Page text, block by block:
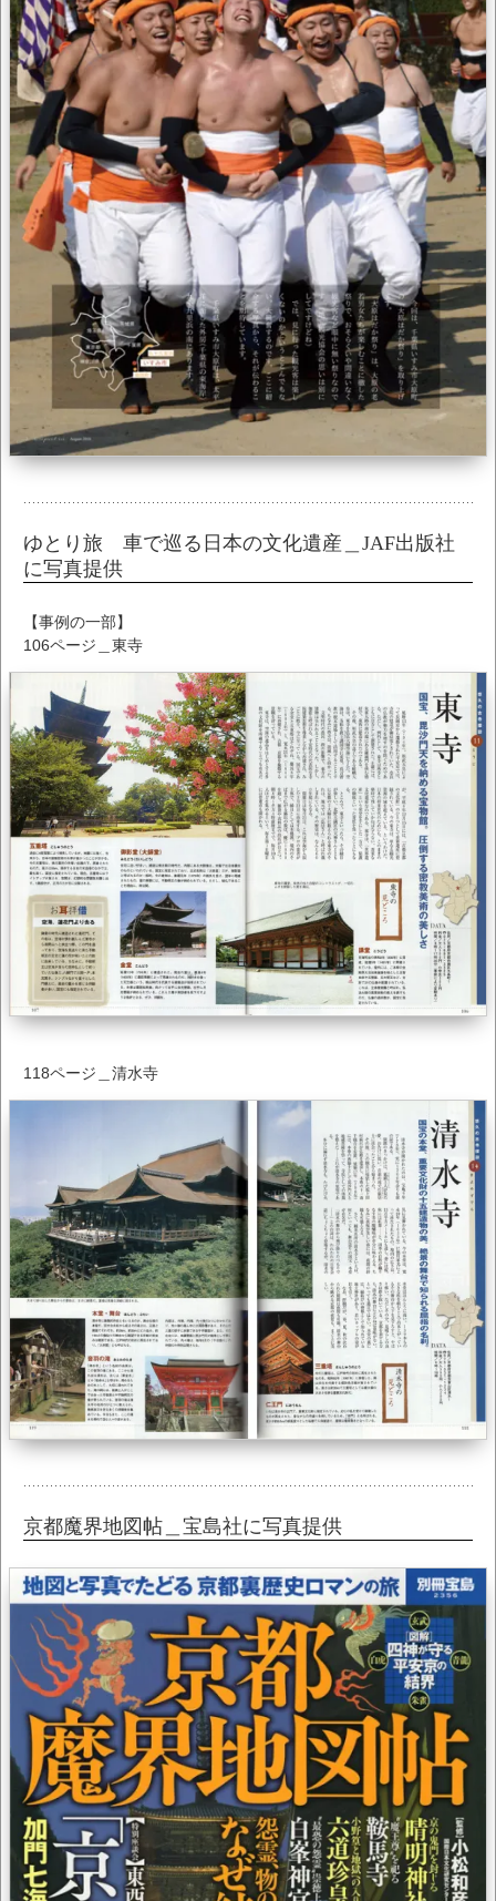
ゆとり旅 車で巡る日本の文化遺産＿JAF出版社
に写真提供
【事例の一部】
106ページ＿東寺
118ページ＿清水寺
京都魔界地図帖＿宝島社に写真提供